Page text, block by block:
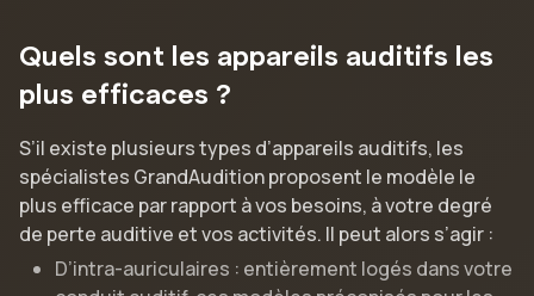
Quels sont les appareils auditifs les
plus efficaces ?
S’il existe plusieurs types d’appareils auditifs, les
spécialistes GrandAudition proposent le modèle le
plus efficace par rapport à vos besoins, à votre degré
de perte auditive et vos activités. Il peut alors s’agir :
D’intra-auriculaires : entièrement logés dans votre